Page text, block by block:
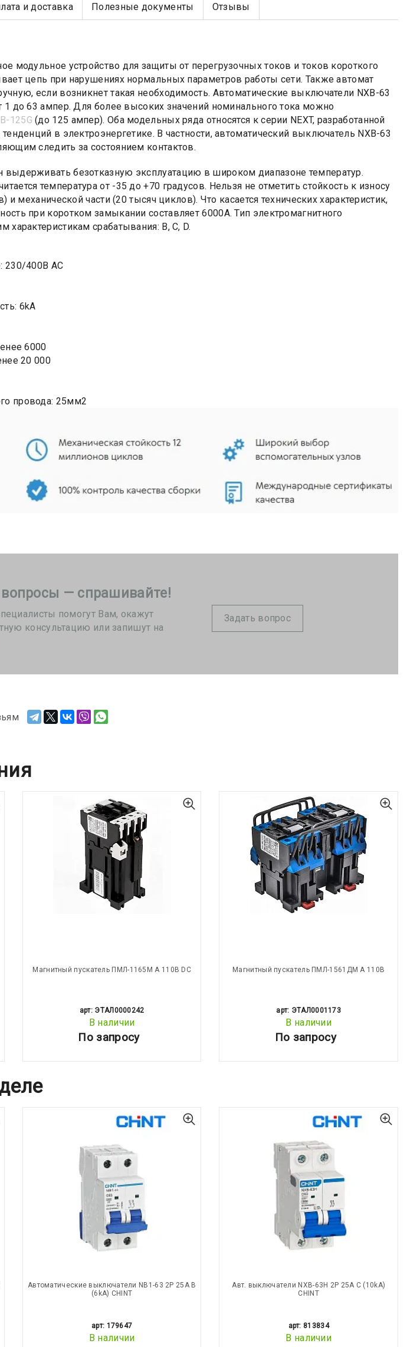
и доставка Полезные документы Отзывы
модульное устройство для защиты от перегрузочных токов и токов короткого
цепь при нарушениях нормальных параметров работы сети. Также автомат
если возникнет такая необходимость. Автоматические выключатели NXB-63
до 63 ампер. Для более высоких значений номинального тока можно
125G (до 125 ампер). Оба модельных ряда относятся к серии NEXT, разработанной
в электроэнергетике. В частности, автоматический выключатель NXB-63
следить за состоянием контактов.
безотказную эксплуатацию в широком диапазоне температур.
температура от -35 до +70 градусов. Нельзя не отметить стойкость к износу
и механической части (20 тысяч циклов). Что касается технических характеристик,
при коротком замыкании составляет 6000А. Тип электромагнитного
характеристикам срабатывания: B, C, D.
230/400В AC
6kA
6000
20 000
провода: 25мм2
вопросы — спрашивайте!
помогут Вам, окажут
консультацию или запишут на
Задать вопрос
Магнитный пускатель ПМЛ-1165М А 110В DC
арт: ЭТАЛ0000242
В наличии
По запросу
Магнитный пускатель ПМЛ-1561ДМ А 110В
арт: ЭТАЛ0001173
В наличии
По запросу
Автоматические выключатели NB1-63 2P 25A B
(6kA) CHINT
арт: 179647
В наличии
Авт. выключатели NXB-63H 2P 25A С (10kA)
CHINT
арт: 813834
В наличии